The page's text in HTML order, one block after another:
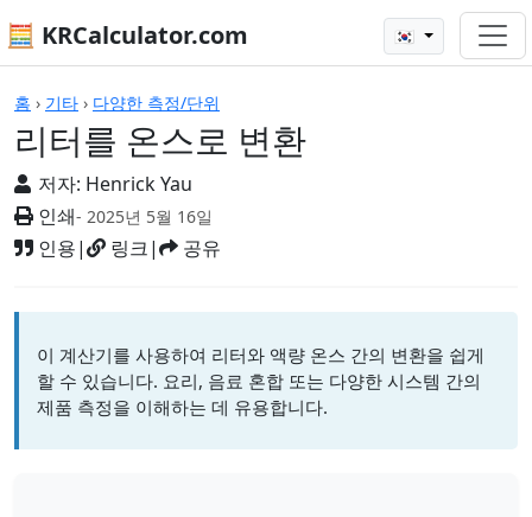
🧮 KRCalculator.com 🇰🇷
홈 › 기타 › 다양한 측정/단위
리터를 온스로 변환
저자: Henrick Yau
인쇄- 2025년 5월 16일
인용| 링크| 공유
계산기
이 계산기를 사용하여 리터와 액량 온스 간의 변환을 쉽게
할 수 있습니다. 요리, 음료 혼합 또는 다양한 시스템 간의
제품 측정을 이해하는 데 유용합니다.